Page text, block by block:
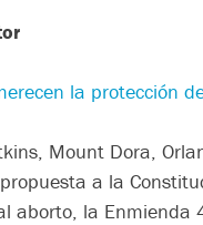
la protección
Mount Dora,
a la
aborto, la Enmienda